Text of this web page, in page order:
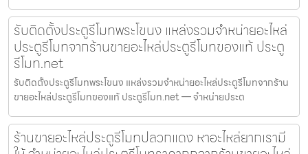
รับติดตั้งประตูรีโมทพระโขนง แหล่งรวมจำหน่ายอะไหล่
ประตูรีโมทจากร้านขายอะไหล่ประตูรีโมทของแท้ ประตู
รีโมท.net
รับติดตั้งประตูรีโมทพระโขนง แหล่งรวมจำหน่ายอะไหล่ประตูรีโมทจากร้าน
ขายอะไหล่ประตูรีโมทของแท้ ประตูรีโมท.net — จำหน่ายประต
ร้านขายอะไหล่ประตูรีโมทปลวกแดง หาอะไหล่ยากเรามี